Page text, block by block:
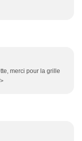
merci pour la grille